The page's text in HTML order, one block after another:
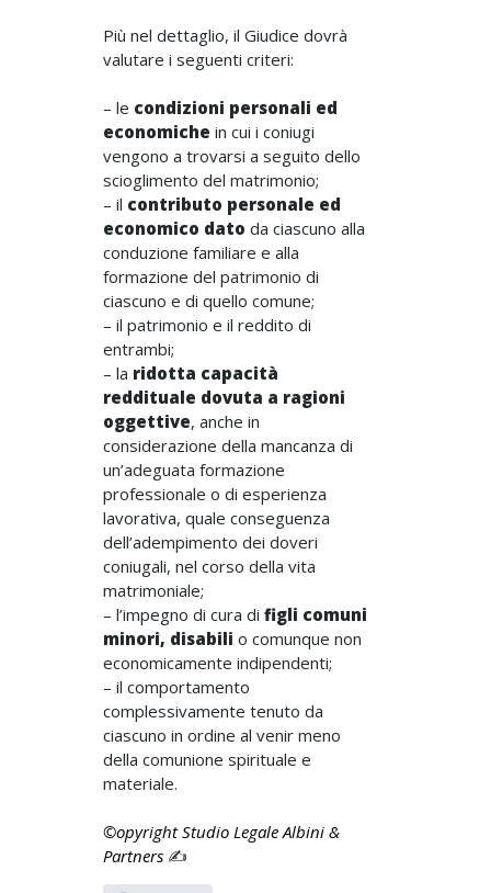
Più nel dettaglio, il Giudice dovrà
valutare i seguenti criteri:
– le condizioni personali ed
economiche in cui i coniugi
vengono a trovarsi a seguito dello
scioglimento del matrimonio;
– il contributo personale ed
economico dato da ciascuno alla
conduzione familiare e alla
formazione del patrimonio di
ciascuno e di quello comune;
– il patrimonio e il reddito di
entrambi;
– la ridotta capacità
reddituale dovuta a ragioni
oggettive, anche in
considerazione della mancanza di
un’adeguata formazione
professionale o di esperienza
lavorativa, quale conseguenza
dell’adempimento dei doveri
coniugali, nel corso della vita
matrimoniale;
– l’impegno di cura di figli comuni
minori, disabili o comunque non
economicamente indipendenti;
– il comportamento
complessivamente tenuto da
ciascuno in ordine al venir meno
della comunione spirituale e
materiale.
©opyright Studio Legale Albini &
Partners ✍